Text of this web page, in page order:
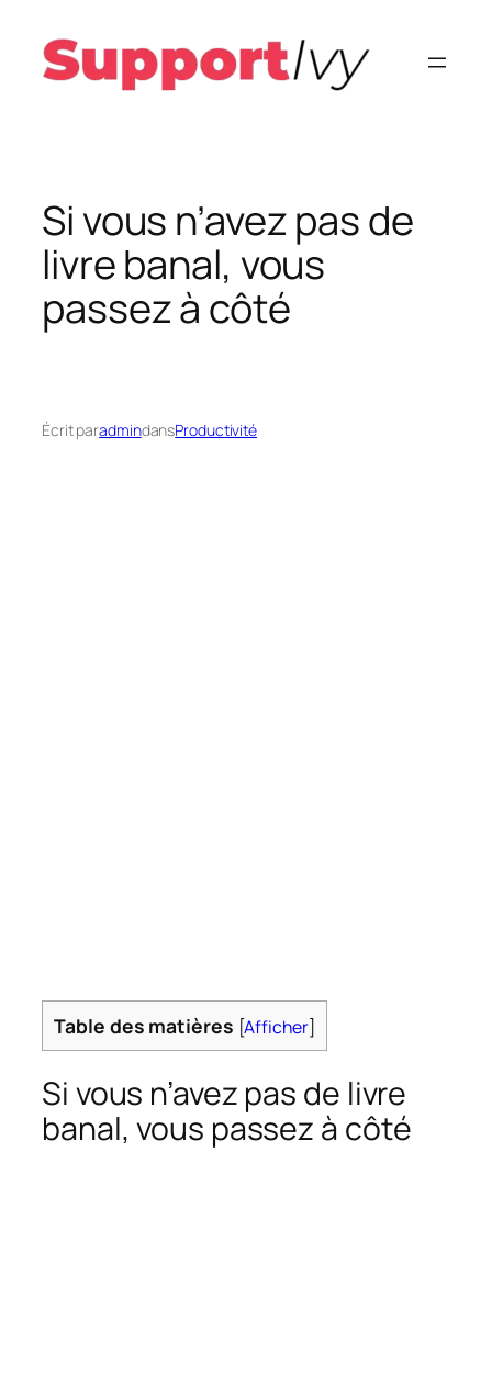
contenu
Si vous n’avez pas de
livre banal, vous
passez à côté
Écrit paradmindansProductivité
Table des matières [Afficher]
Si vous n’avez pas de livre
banal, vous passez à côté